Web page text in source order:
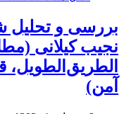
بررسی و
نجیب کیلانی
الطریق‌الطویل،
آمن)